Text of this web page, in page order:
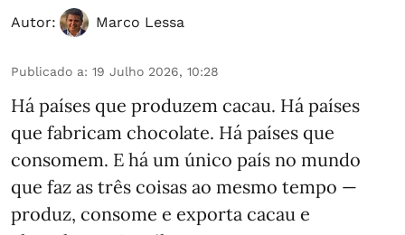
Autor: Marco Lessa
Publicado a: 19 Julho 2026, 10:28
Há países que produzem cacau. Há países
que fabricam chocolate. Há países que
consomem. E há um único país no mundo
que faz as três coisas ao mesmo tempo —
produz, consome e exporta cacau e